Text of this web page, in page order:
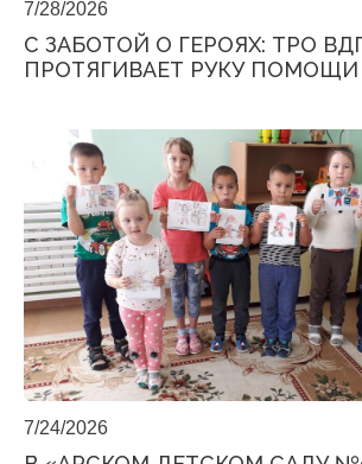
7/28/2026
С ЗАБОТОЙ О ГЕРОЯХ: ТРО
ПРОТЯГИВАЕТ РУКУ ПОМОЩИ
7/24/2026